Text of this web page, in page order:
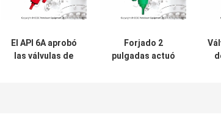
El API 6A aprobó
las válvulas de
Forjado 2
pulgadas actuó